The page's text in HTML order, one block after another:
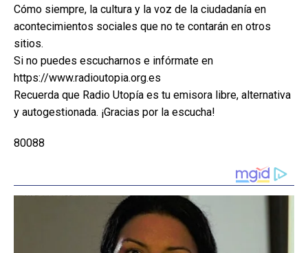
Cómo siempre, la cultura y la voz de la ciudadanía en
acontecimientos sociales que no te contarán en otros
sitios.
Si no puedes escucharnos e infórmate en
https://www.radioutopia.org.es
Recuerda que Radio Utopía es tu emisora libre, alternativa
y autogestionada. ¡Gracias por la escucha!
80088